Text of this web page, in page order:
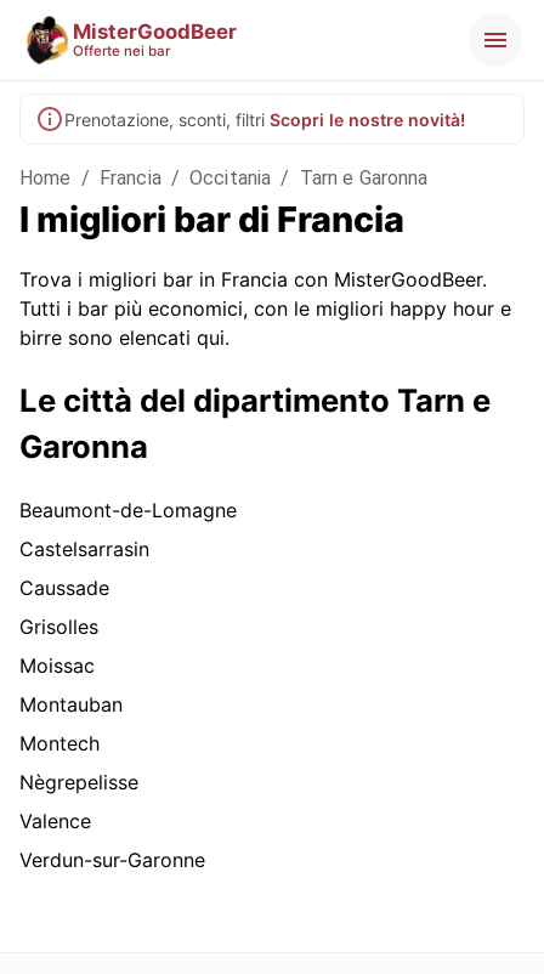
MisterGoodBeer
Offerte nei bar
Prenotazione, sconti, filtri Scopri le nostre novità!
Home / Francia / Occitania / Tarn e Garonna
I migliori bar di Francia
Trova i migliori bar in Francia con MisterGoodBeer.
Tutti i bar più economici, con le migliori happy hour e
birre sono elencati qui.
Le città del dipartimento Tarn e
Garonna
Beaumont-de-Lomagne
Castelsarrasin
Caussade
Grisolles
Moissac
Montauban
Montech
Nègrepelisse
Valence
Verdun-sur-Garonne